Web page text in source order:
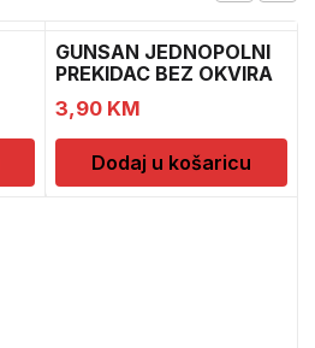
GUNSAN JEDNOPOLNI
PREKIDAC BEZ OKVIRA
11
3,90 KM
Dodaj u košaricu